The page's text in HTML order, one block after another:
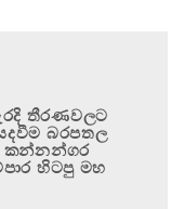
තීරණවලට
බරපතල
කන්නන්ගර
හිටපු මහ